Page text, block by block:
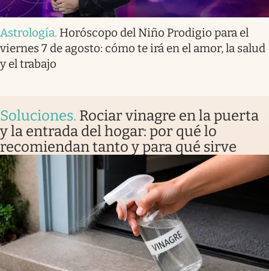
Astrología. Horóscopo del Niño Prodigio para el
viernes 7 de agosto: cómo te irá en el amor, la salud
y el trabajo
Soluciones. Rociar vinagre en la puerta
y la entrada del hogar: por qué lo
recomiendan tanto y para qué sirve